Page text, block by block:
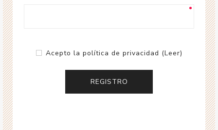
Acepto la política de privacidad (Leer)